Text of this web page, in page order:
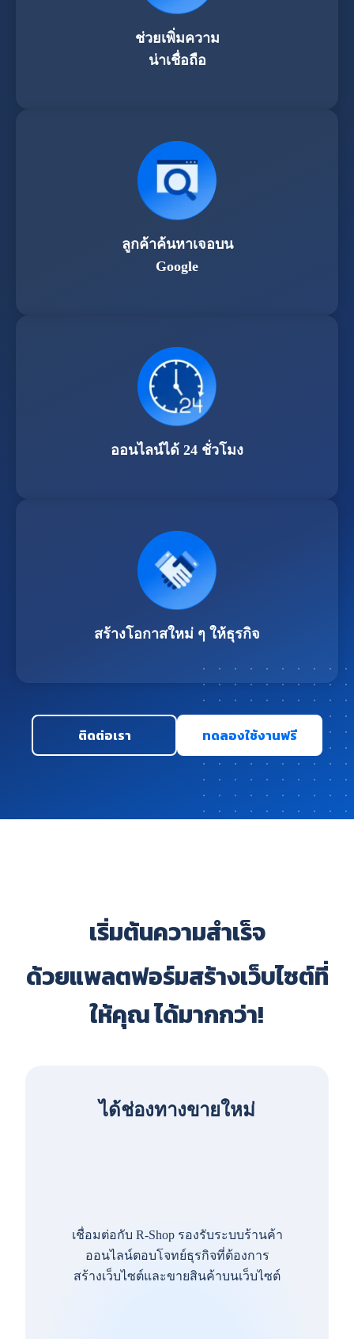
ช่วยเพิ่มความ
น่าเชื่อถือ
ลูกค้าค้นหาเจอบน
Google
ออนไลน์ได้ 24 ชั่วโมง
สร้างโอกาสใหม่ ๆ ให้ธุรกิจ
ติดต่อเรา ทดลองใช้งานฟรี
เริ่มต้นความสำเร็จ
ด้วยแพลตฟอร์มสร้างเว็บไซต์ที่
ให้คุณ ได้มากกว่า!
ได้ช่องทางขายใหม่
เชื่อมต่อกับ R-Shop รองรับระบบร้านค้า
ออนไลน์ตอบโจทย์ธุรกิจที่ต้องการ
สร้างเว็บไซต์และขายสินค้าบนเว็บไซต์